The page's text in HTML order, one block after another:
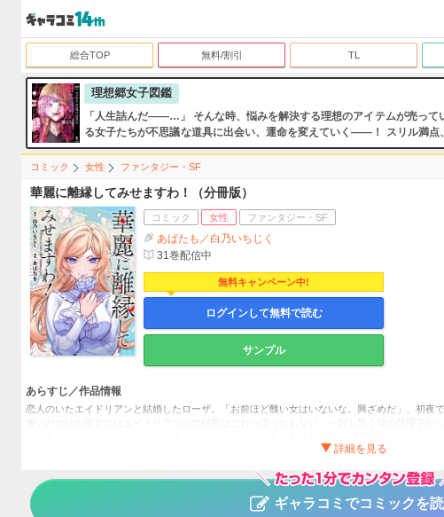
総合TOP 無料/割引 TL
理想郷女子図鑑
「人生詰んだ――…」 そんな時、悩みを解決する理想のアイテムが売っ
る女子たちが不思議な道具に出会い、運命を変えていく――！ スリル満点
ーリー』開幕!!
コミック 女性 ファンタジー・SF
華麗に離縁してみせますわ！（分冊版）
コミック 女性 ファンタジー・SF
あばたも／白乃いちじく
31巻配信中
無料キャンペーン中!
ログインして無料で読む
サンプル
あらすじ／作品情報
恋人のいたエイドリアンと結婚したローザ。「お前ほど醜い女はいないな。興ざめだ」、初夜
嫁いだだけの彼女にはエイドリアンへの好意はこれっぽっちもない。一刻も早く父の管理下か
が……。アルファポリス「第14回恋愛小説大賞」大賞受賞作が、待望のコミカライズ化！
タイトル 華麗に離縁してみせますわ！（分冊版）
ギャラコミでコミックを